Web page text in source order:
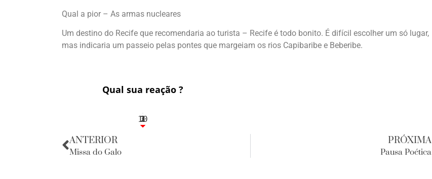
Qual a pior – As armas nucleares
Um destino do Recife que recomendaria ao turista – Recife é todo bonito. É difícil escolher um só lugar,
mas indicaria um passeio pelas pontes que margeiam os rios Capibaribe e Beberibe.
Qual sua reação ?
3
1
1
2
10
ANTERIOR
Missa do Galo
PRÓXIMA
Pausa Poética